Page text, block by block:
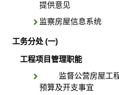
提供意见
监察房屋信息系统
工务分处 (一)
工程项目管理职能
监督公营房屋工程
预算及开支事宜